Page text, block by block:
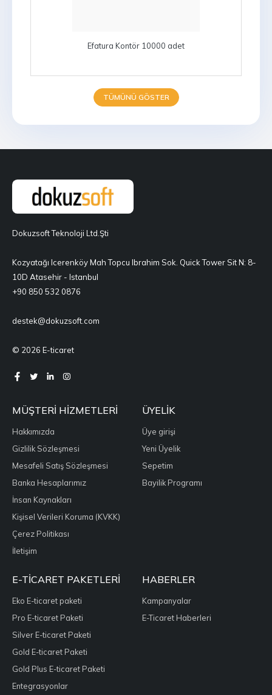
Efatura Kontör 10000 adet
TÜMÜNÜ GÖSTER
Dokuzsoft Teknoloji Ltd.Şti
Kozyatağı Icerenköy Mah Topcu Ibrahim Sok. Quick Tower Sit N: 8-
10D Atasehir - Istanbul
+90 850 532 0876
destek@dokuzsoft.com
© 2026 E-ticaret
MÜŞTERI HIZMETLERI
Hakkımızda
Gizlilik Sözleşmesi
Mesafeli Satış Sözleşmesi
Banka Hesaplarımız
İnsan Kaynakları
Kişisel Verileri Koruma (KVKK)
Çerez Politikası
İletişim
ÜYELIK
Üye girişi
Yeni Üyelik
Sepetim
Bayilik Programı
E-TICARET PAKETLERI
Eko E-ticaret paketi
Pro E-ticaret Paketi
Silver E-ticaret Paketi
Gold E-ticaret Paketi
Gold Plus E-ticaret Paketi
Entegrasyonlar
HABERLER
Kampanyalar
E-Ticaret Haberleri